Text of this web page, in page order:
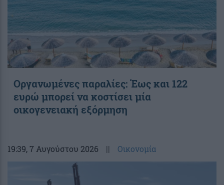
Οργανωμένες παραλίες: Έως και 122
ευρώ μπορεί να κοστίσει μία
οικογενειακή εξόρμηση
19:39, 7 Αυγούστου 2026 || Οικονομία